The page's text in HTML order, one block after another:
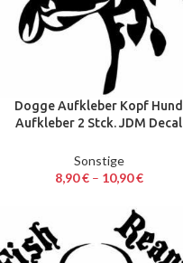
Dogge Aufkleber Kopf Hund
Aufkleber 2 Stck. JDM Decal
Sonstige
8,90€– 10,90€